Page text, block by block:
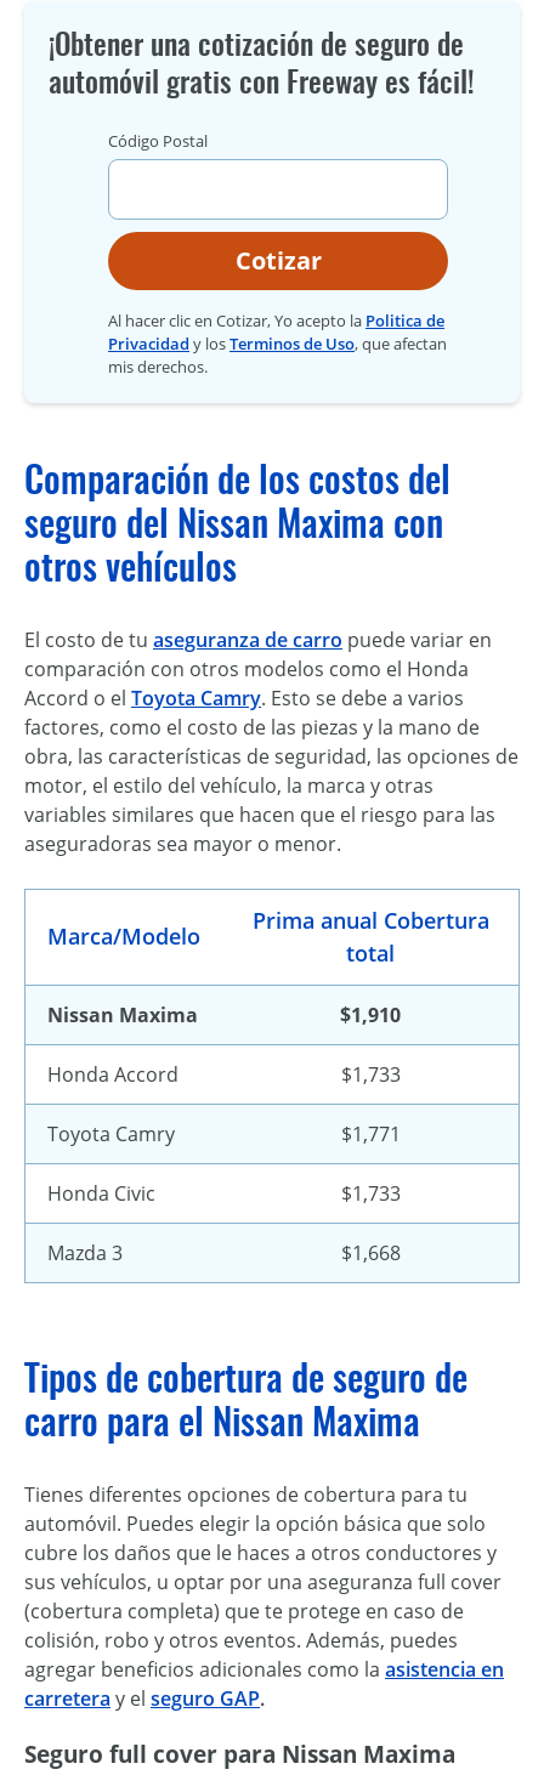
¡Obtener una cotización de seguro de
automóvil gratis con Freeway es fácil!
Código Postal
Cotizar
Al hacer clic en Cotizar, Yo acepto la Politica de
Privacidad y losTerminos de Uso, que afectan
mis derechos.
Comparación de los costos del
seguro del Nissan Maxima con
otros vehículos
El costo de tu aseguranza de carro puede variar en
comparación con otros modelos como el Honda
Accord o el Toyota Camry. Esto se debe a varios
factores, como el costo de las piezas y la mano de
obra, las características de seguridad, las opciones de
motor, el estilo del vehículo, la marca y otras
variables similares que hacen que el riesgo para las
aseguradoras sea mayor o menor.
Marca/Modelo
Prima anual Cobertura
total
Nissan Maxima $1,910
Honda Accord $1,733
Toyota Camry $1,771
Honda Civic $1,733
Mazda 3 $1,668
Tipos de cobertura de seguro de
carro para el Nissan Maxima
Tienes diferentes opciones de cobertura para tu
automóvil. Puedes elegir la opción básica que solo
cubre los daños que le haces a otros conductores y
sus vehículos, u optar por una aseguranza full cover
(cobertura completa) que te protege en caso de
colisión, robo y otros eventos. Además, puedes
agregar beneficios adicionales como la asistencia en
carretera y el seguro GAP.
Seguro full cover para Nissan Maxima